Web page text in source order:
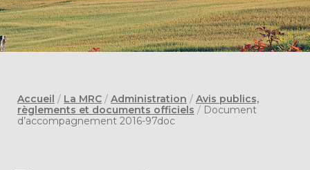
Accueil / La MRC / Administration / Avis publics,
règlements et documents officiels / Document
d’accompagnement 2016-97doc